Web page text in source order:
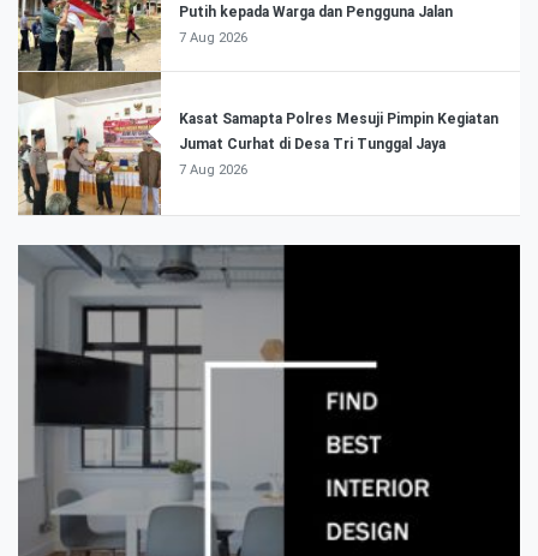
Putih kepada Warga dan Pengguna Jalan
7 Aug 2026
Kasat Samapta Polres Mesuji Pimpin Kegiatan
Jumat Curhat di Desa Tri Tunggal Jaya
7 Aug 2026